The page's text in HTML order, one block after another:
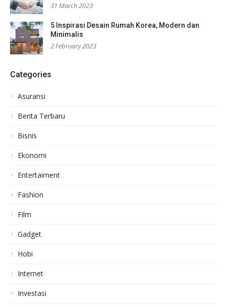
31 March 2023
5 Inspirasi Desain Rumah Korea, Modern dan
Minimalis
2 February 2023
Categories
Asuransi
Berita Terbaru
Bisnis
Ekonomi
Entertaiment
Fashion
Film
Gadget
Hobi
Internet
Investasi